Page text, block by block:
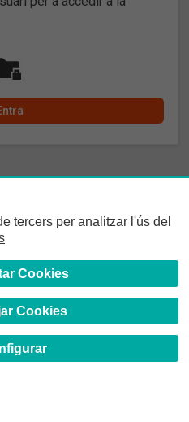
tercers per analitzar l'ús del
Cookies
Cookies